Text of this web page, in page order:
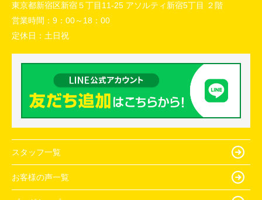
東京都新宿区新宿５丁目11-25 アソルティ新宿5丁目 ２階
営業時間： 9：00～18：00
定休日： 土日祝
スタッフ一覧
お客様の声一覧